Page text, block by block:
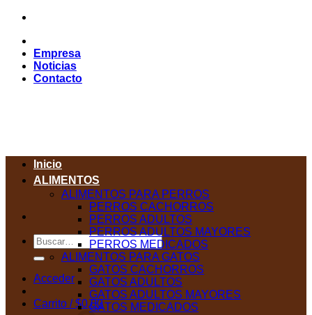
Saltar
contenido
Empresa
Noticias
Contacto
Buscar
por:
Acceder
Carrito /$0,00
Inicio
ALIMENTOS
ALIMENTOS PARA PERROS
PERROS CACHORROS
PERROS ADULTOS
PERROS ADULTOS MAYORES
PERROS MEDICADOS
ALIMENTOS PARA GATOS
GATOS CACHORROS
GATOS ADULTOS
GATOS ADULTOS MAYORES
GATOS MEDICADOS